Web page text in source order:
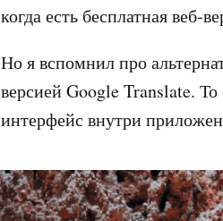
когда есть бесплатная веб-
Но я вспомнил про
версией Google Translate.
интерфейс внутри